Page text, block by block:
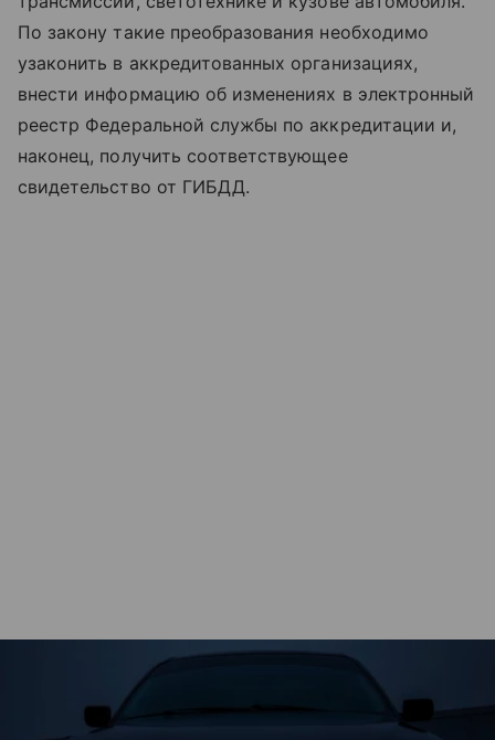
По закону такие преобразования необходимо
узаконить в аккредитованных организациях,
внести информацию об изменениях в электронный
реестр Федеральной службы по аккредитации и,
наконец, получить соответствующее
свидетельство от ГИБДД.